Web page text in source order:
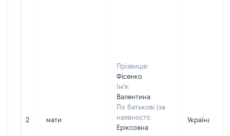
2 мати
Прізвище:
Фісенко
Ім'я:
Валентина
По батькові (за
наявності):
Еріксовна
Україна